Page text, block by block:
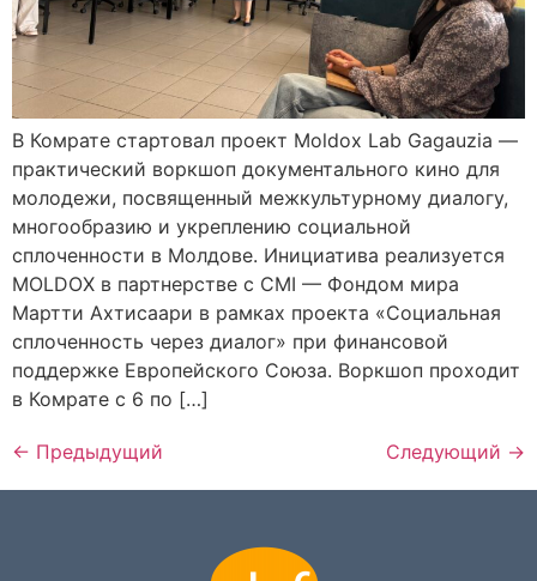
В Комрате стартовал проект Moldox Lab Gagauzia —
практический воркшоп документального кино для
молодежи, посвященный межкультурному диалогу,
многообразию и укреплению социальной
сплоченности в Молдове. Инициатива реализуется
MOLDOX в партнерстве с CMI — Фондом мира
Мартти Ахтисаари в рамках проекта «Социальная
сплоченность через диалог» при финансовой
поддержке Европейского Союза. Воркшоп проходит
в Комрате с 6 по […]
← Предыдущий Следующий →